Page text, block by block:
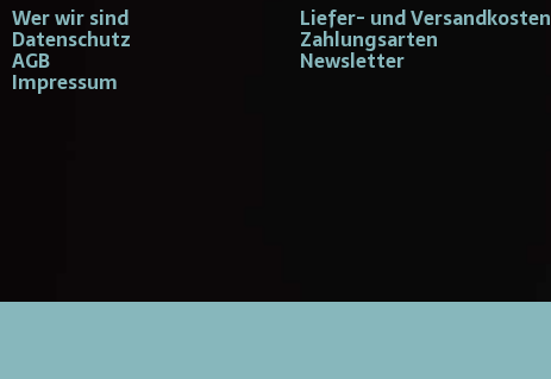
Wer wir sind
Datenschutz
AGB
Impressum
Liefer- und Versandkosten
Zahlungsarten
Newsletter